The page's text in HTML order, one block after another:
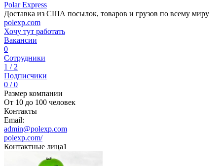
Polar Express
Доставка из США посылок, товаров и грузов по всему миру
polexp.com
Хочу тут работать
Вакансии
0
Сотрудники
1 / 2
Подписчики
0 / 0
Размер компании
От 10 до 100 человек
Контакты
Email:
admin@polexp.com
polexp.com/
Контактные лица1